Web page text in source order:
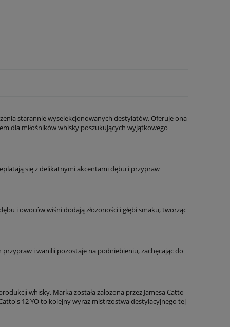
starannie wyselekcjonowanych destylatów. Oferuje ona
dla miłośników whisky poszukujących wyjątkowego
się z delikatnymi akcentami dębu i przypraw
i owoców wiśni dodają złożoności i głębi smaku, tworząc
przypraw i wanilii pozostaje na podniebieniu, zachęcając do
whisky. Marka została założona przez Jamesa Catto
12 YO to kolejny wyraz mistrzostwa destylacyjnego tej